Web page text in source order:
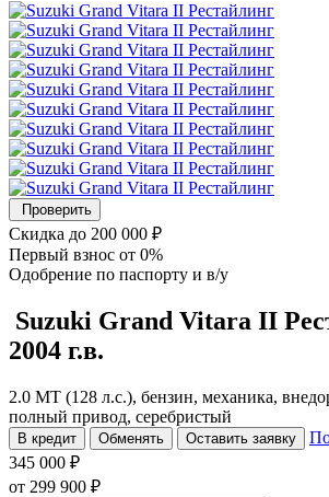
Проверить
Скидка до 200 000 ₽
Первый взнос от 0%
Одобрение по паспорту и в/у
Suzuki Grand Vitara II
2004 г.в.
2.0 MT (128 л.с.), бензин, механика,
полный привод, серебристый
В кредит Обменять Оставить заявку
345 000 ₽
от 299 900 ₽